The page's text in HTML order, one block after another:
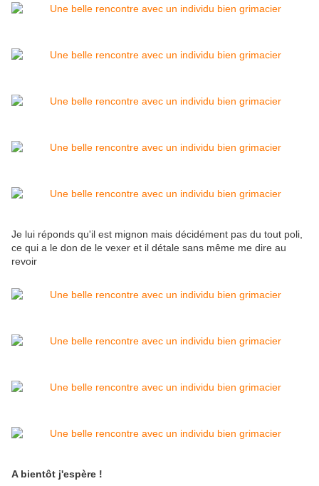
Je lui réponds qu'il est mignon mais décidément pas du tout poli,
ce qui a le don de le vexer et il détale sans même me dire au
revoir
A bientôt j'espère !